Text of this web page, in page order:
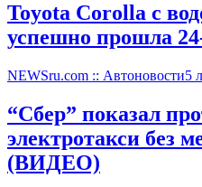
Toyota Corolla с
успешно прошла
NEWSru.com :: Автоновости5
“Сбер” показал
электротакси без
(ВИДЕО)